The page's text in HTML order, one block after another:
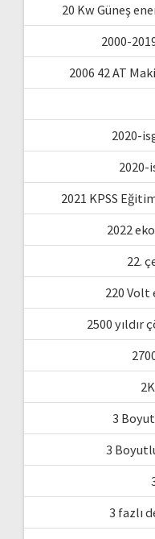
20 Kw Güneş
2000-
2006 42 AT
2020-
2020-
2021 KPSS
2022
22.
220
2500 yıldır
3
3
3 fazlı